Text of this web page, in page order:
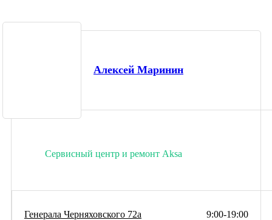
Алексей Маринин
Сервисный центр и ремонт Aksa
9:00-19:00
Генерала Черняховского 72а